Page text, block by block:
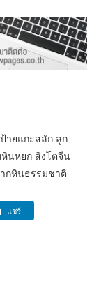
ายแกะสลัก ลูก
นหยก สิงโตจีน
กหินธรรมชาติ
แชร์